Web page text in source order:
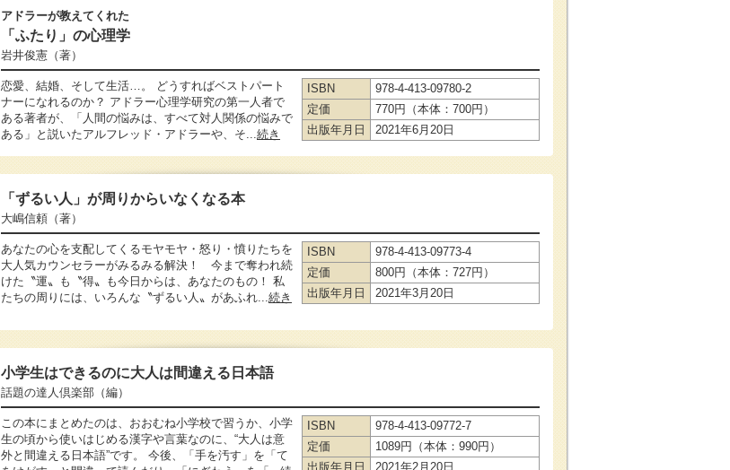
アドラーが教えてくれた
「ふたり」の心理学
岩井俊憲 （著）
恋愛、結婚、そして生活…。 どうすればベストパート
ナーになれるのか？ アドラー心理学研究の第一人者で
ある著者が、「人間の悩みは、すべて対人関係の悩みで
ある」と説いたアルフレッド・アドラーや、そ... 続き
ISBN
978-4-413-09780-2
定価
770円（本体：700円）
出版年月日
2021年6月20日
「ずるい人」が周りからいなくなる本
大嶋信頼 （著）
あなたの心を支配してくるモヤモヤ・怒り・憤りたちを
大人気カウンセラーがみるみる解決！ 今まで奪われ続
けた〝運〟も〝得〟も今日からは、あなたのもの！ 私
たちの周りには、いろんな〝ずるい人〟があふれ... 続き
ISBN
978-4-413-09773-4
定価
800円（本体：727円）
出版年月日
2021年3月20日
小学生はできるのに大人は間違える日本語
話題の達人倶楽部 （編）
この本にまとめたのは、おおむね小学校で習うか、小学
生の頃から使いはじめる漢字や言葉なのに、“大人は意
外と間違える日本語”です。 今後、「手を汚す」を「て
ISBN
978-4-413-09772-7
定価
1089円（本体：990円）
出版年月日
2021年2月20日